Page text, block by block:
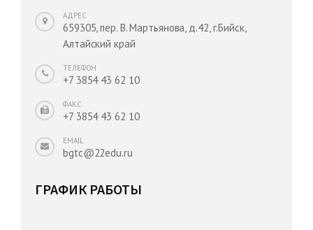
АДРЕС
659305, пер. В. Мартьянова, д.42, г.Бийск,
Алтайский край
ТЕЛЕФОН
+7 3854 43 62 10
ФАКС
+7 3854 43 62 10
EMAIL
bgtc@22edu.ru
ГРАФИК РАБОТЫ